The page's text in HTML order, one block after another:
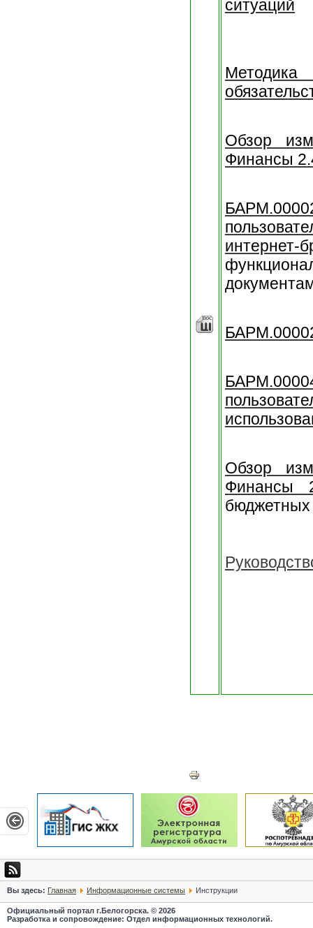
ситуаций
Обзор
Финансы
Обзор
Финансы
Вы здесь: Главная Информационные системы Инструкции
Официальный портал г.Белогорска. © 2026
Разработка и сопровождение: Отдел информационных технологий.